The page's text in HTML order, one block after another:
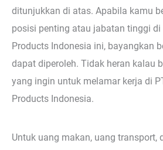
ditunjukkan di atas. Apabila kamu
posisi penting atau jabatan tinggi di
Products Indonesia ini, bayangkan
dapat diperoleh. Tidak heran kalau
yang ingin untuk melamar kerja di
Products Indonesia.
Untuk uang makan, uang transport,